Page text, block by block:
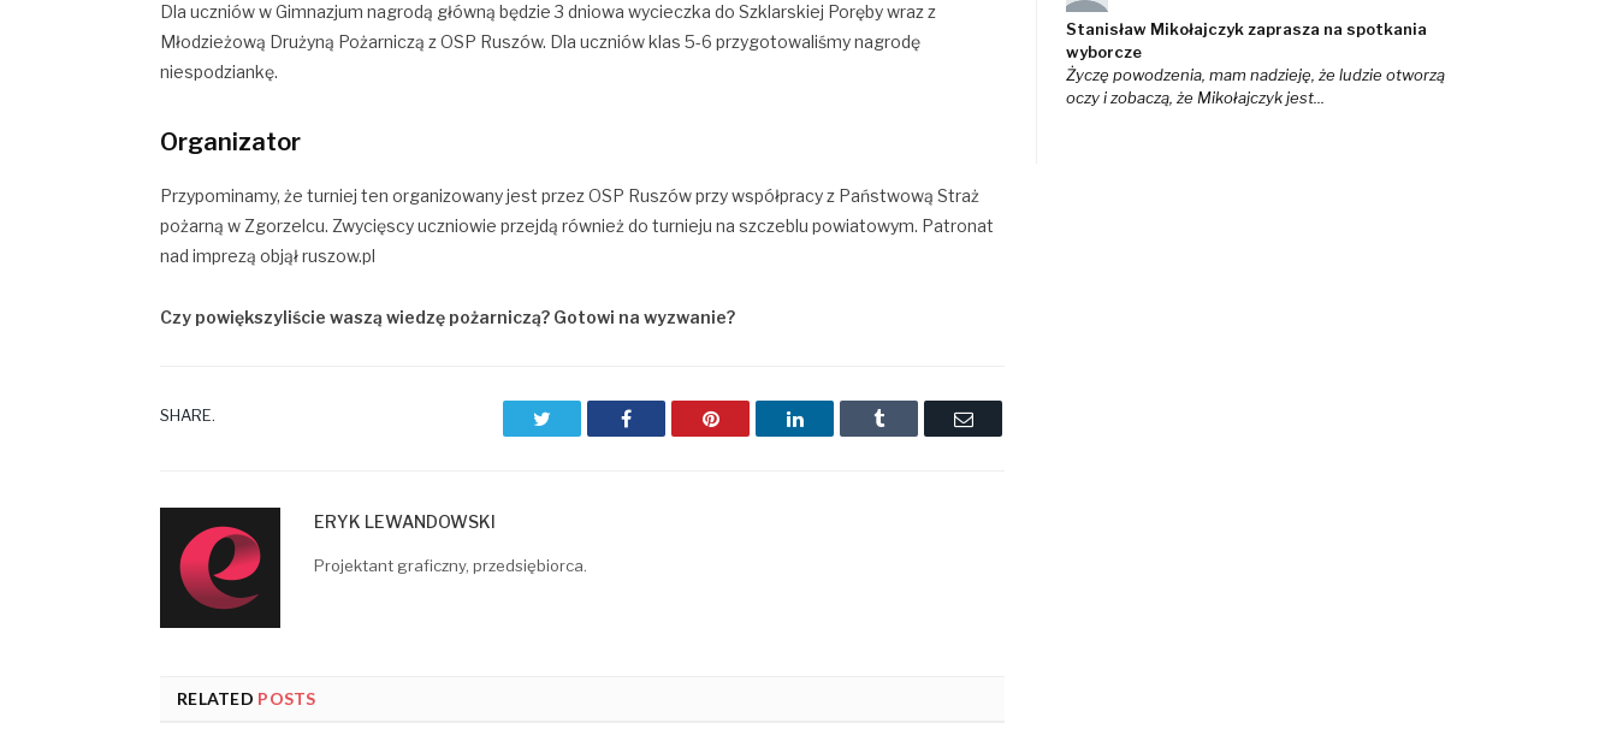
Dla uczniów w Gimnazjum nagrodą główną będzie 3 dniowa wycieczka do Szklarskiej Poręby wraz z
Młodzieżową Drużyną Pożarniczą z OSP Ruszów. Dla uczniów klas 5-6 przygotowaliśmy nagrodę
niespodziankę.
Organizator
Przypominamy, że turniej ten organizowany jest przez OSP Ruszów przy współpracy z Państwową Straż
pożarną w Zgorzelcu. Zwycięscy uczniowie przejdą również do turnieju na szczeblu powiatowym. Patronat
nad imprezą objął ruszow.pl
Czy powiększyliście waszą wiedzę pożarniczą? Gotowi na wyzwanie?
SHARE. TwitterFacebookPinterestLinkedInTumblr Email
ERYK LEWANDOWSKI
Projektant graficzny, przedsiębiorca.
RELATED POSTS
Stanisław Mikołajczyk zaprasza na spotkania
wyborcze
Życzę powodzenia, mam nadzieję, że ludzie otworzą
oczy i zobaczą, że Mikołajczyk jest...